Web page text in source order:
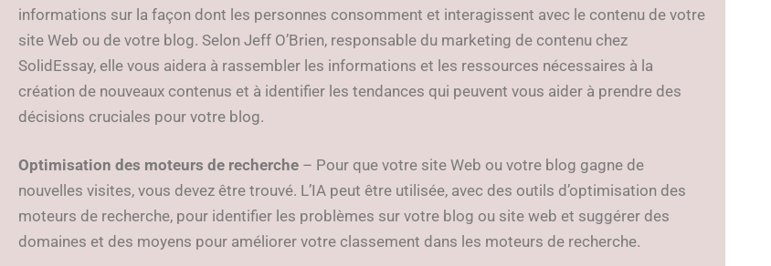
informations sur la façon dont les personnes consomment et interagissent avec le contenu de votre
site Web ou de votre blog. Selon Jeff O’Brien, responsable du marketing de contenu chez
SolidEssay, elle vous aidera à rassembler les informations et les ressources nécessaires à la
création de nouveaux contenus et à identifier les tendances qui peuvent vous aider à prendre des
décisions cruciales pour votre blog.
Optimisation des moteurs de recherche – Pour que votre site Web ou votre blog gagne de
nouvelles visites, vous devez être trouvé. L’IA peut être utilisée, avec des outils d’optimisation des
moteurs de recherche, pour identifier les problèmes sur votre blog ou site web et suggérer des
domaines et des moyens pour améliorer votre classement dans les moteurs de recherche.